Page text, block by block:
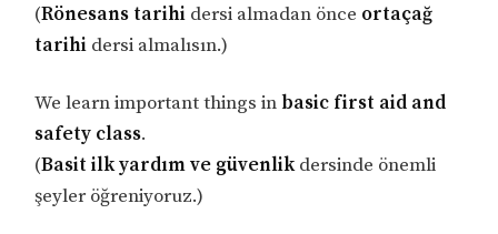
(Rönesans tarihi dersi almadan önce ortaçağ
tarihi dersi almalısın.)
We learn important things inbasic first aid and
safety class.
(Basit ilk yardım ve güvenlikdersinde önemli
şeyler öğreniyoruz.)